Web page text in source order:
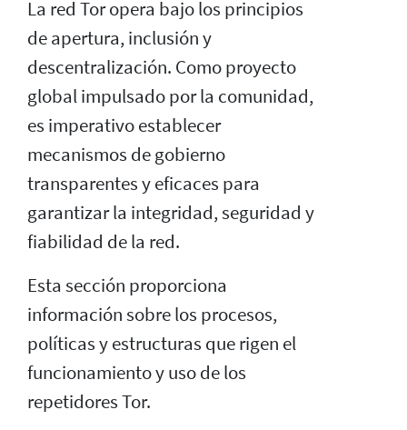
La red Tor opera bajo los principios
de apertura, inclusión y
descentralización. Como proyecto
global impulsado por la comunidad,
es imperativo establecer
mecanismos de gobierno
transparentes y eficaces para
garantizar la integridad, seguridad y
fiabilidad de la red.
Esta sección proporciona
información sobre los procesos,
políticas y estructuras que rigen el
funcionamiento y uso de los
repetidores Tor.